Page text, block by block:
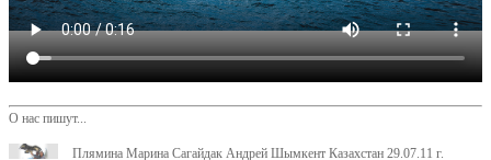
О нас пишут...
Плямина Марина Сагайдак Андрей Шымкент Казахстан 29.07.11 г.